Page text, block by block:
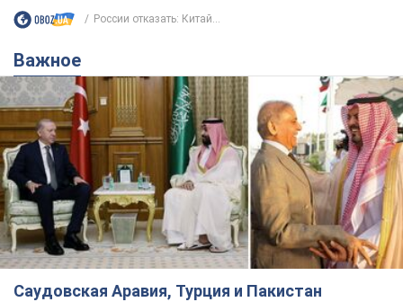
России отказать: Китай...
Важное
Саудовская Аравия, Турция и Пакистан